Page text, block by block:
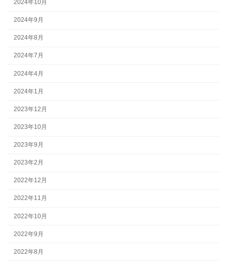
2024年10月
2024年9月
2024年8月
2024年7月
2024年4月
2024年1月
2023年12月
2023年10月
2023年9月
2023年2月
2022年12月
2022年11月
2022年10月
2022年9月
2022年8月